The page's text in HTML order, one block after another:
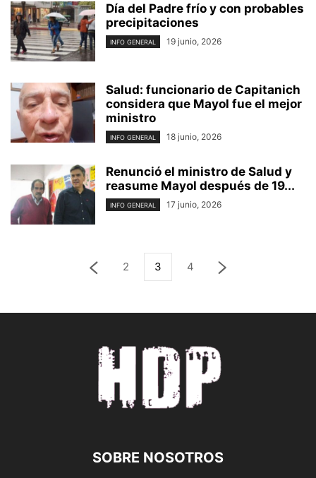
Día del Padre frío y con probables
precipitaciones
INFO GENERAL 19 junio, 2026
Salud: funcionario de Capitanich
considera que Mayol fue el mejor
ministro
INFO GENERAL 18 junio, 2026
Renunció el ministro de Salud y
reasume Mayol después de 19...
INFO GENERAL 17 junio, 2026
2 3 4
SOBRE NOSOTROS